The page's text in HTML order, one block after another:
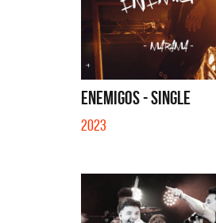
ENEMIGOS - SINGLE
2023